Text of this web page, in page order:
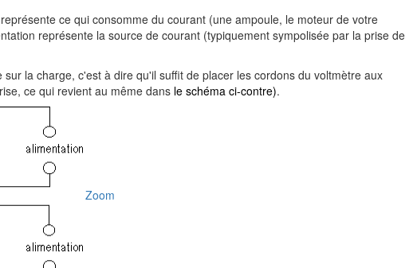
ce qui consomme du courant (une ampoule, le moteur de votre
représente la source de courant (typiquement sympolisée par la prise de
la charge, c'est à dire qu'il suffit de placer les cordons du voltmètre aux
ce qui revient au même dans le schéma ci-contre).
Zoom